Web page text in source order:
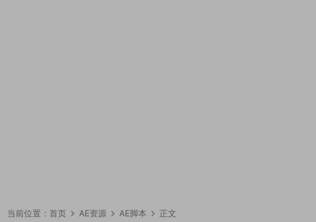
当前位置： 首页 AE资源 AE脚本 正文